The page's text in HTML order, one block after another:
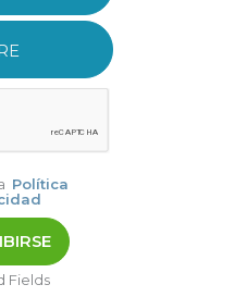
Política
Fields